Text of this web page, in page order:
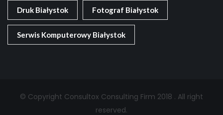
Druk Białystok Fotograf Białystok
Serwis Komputerowy Białystok
© Copyright Consultox Consulting Firm 2018 . All right
reserved.